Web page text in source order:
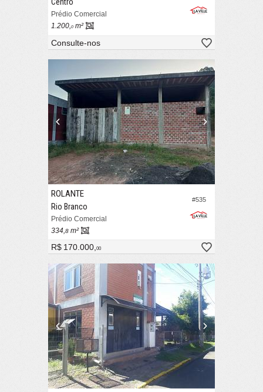
Centro
Prédio Comercial
1.200,0 m²
Consulte-nos
#535
ROLANTE
Rio Branco
Prédio Comercial
334,8 m²
R$ 170.000,00